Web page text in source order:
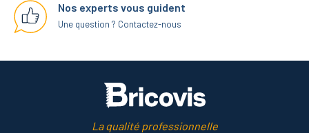
Nos experts vous guident
Une question ? Contactez-nous
La qualité professionnelle